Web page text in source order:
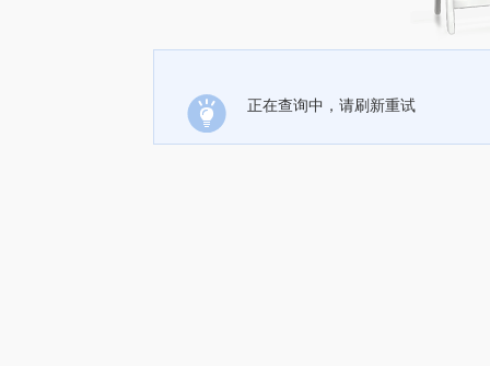
正在查询中，请刷新重试